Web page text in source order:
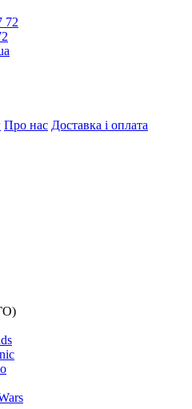
72
Про нас Доставка і оплата